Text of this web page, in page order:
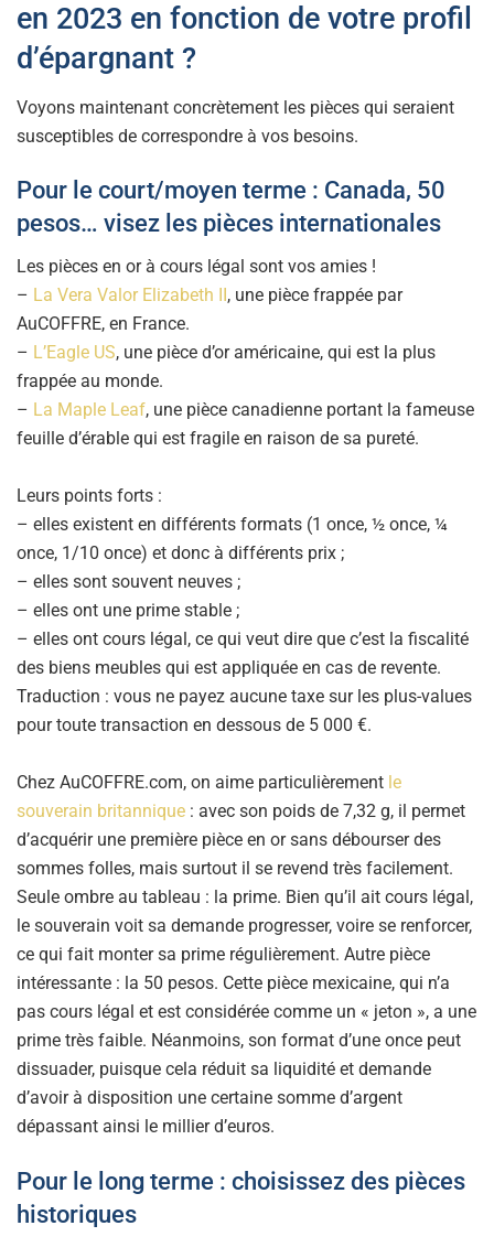
en 2023 en fonction de votre profil
d’épargnant ?
Voyons maintenant concrètement les pièces qui seraient
susceptibles de correspondre à vos besoins.
Pour le court/moyen terme : Canada, 50
pesos… visez les pièces internationales
Les pièces en or à cours légal sont vos amies !
– La Vera Valor Elizabeth II, une pièce frappée par
AuCOFFRE, en France.
– L’Eagle US, une pièce d’or américaine, qui est la plus
frappée au monde.
– La Maple Leaf, une pièce canadienne portant la fameuse
feuille d’érable qui est fragile en raison de sa pureté.
Leurs points forts :
– elles existent en différents formats (1 once, ½ once, ¼
once, 1/10 once) et donc à différents prix ;
– elles sont souvent neuves ;
– elles ont une prime stable ;
– elles ont cours légal, ce qui veut dire que c’est la fiscalité
des biens meubles qui est appliquée en cas de revente.
Traduction : vous ne payez aucune taxe sur les plus-values
pour toute transaction en dessous de 5 000 €.
Chez AuCOFFRE.com, on aime particulièrement le
souverain britannique : avec son poids de 7,32 g, il permet
d’acquérir une première pièce en or sans débourser des
sommes folles, mais surtout il se revend très facilement.
Seule ombre au tableau : la prime. Bien qu’il ait cours légal,
le souverain voit sa demande progresser, voire se renforcer,
ce qui fait monter sa prime régulièrement. Autre pièce
intéressante : la 50 pesos. Cette pièce mexicaine, qui n’a
pas cours légal et est considérée comme un « jeton », a une
prime très faible. Néanmoins, son format d’une once peut
dissuader, puisque cela réduit sa liquidité et demande
d’avoir à disposition une certaine somme d’argent
dépassant ainsi le millier d’euros.
Pour le long terme : choisissez des pièces
historiques